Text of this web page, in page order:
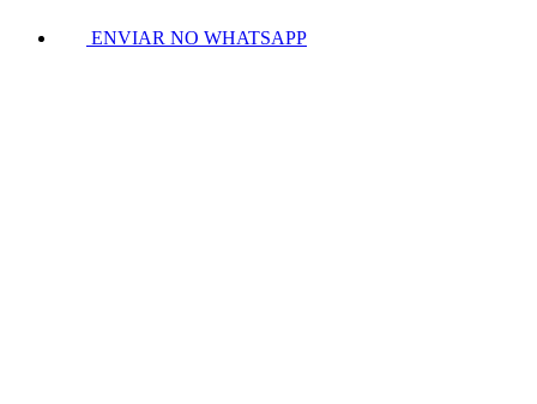
ENVIAR NO WHATSAPP